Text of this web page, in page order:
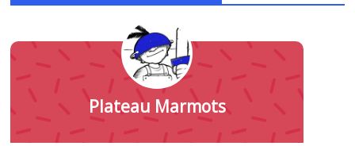
Plateau Marmots